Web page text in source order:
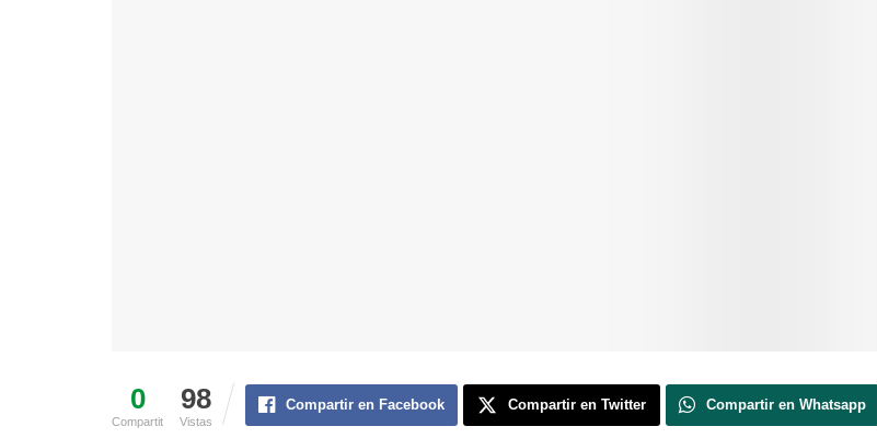
0
Compartit
98
Vistas
Compartir en Facebook Compartir en Twitter Compartir en Whatsapp